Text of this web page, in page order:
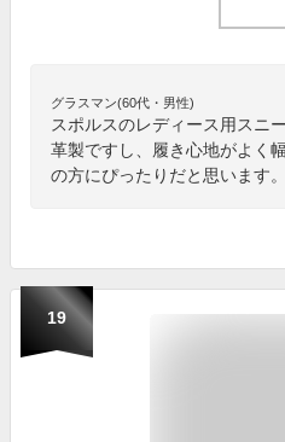
グラスマン(60代・男性)
スポルスのレディース用スニ
革製ですし、履き心地がよく
の方にぴったりだと思います。
19